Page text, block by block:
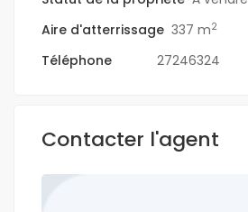
Aire d'atterrissage 337 m2
Téléphone 27246324
Contacter l'agent